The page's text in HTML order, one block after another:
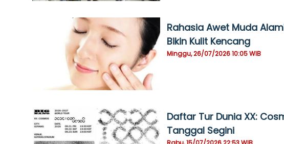
Rahasia Awet Muda
Bikin Kulit Kencang
Minggu, 26/07/2026 10:05 WIB
Daftar Tur Dunia XX:
Tanggal Segini